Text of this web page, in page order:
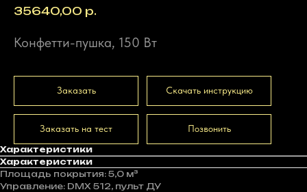
35640,00 р.
Конфетти-пушка, 150 Вт
Заказать Скачать инструкцию
Заказать на тест Позвонить
Характеристики
Характеристики
Площадь покрытия: 5,0 м³
Управление: DMX 512, пульт ДУ